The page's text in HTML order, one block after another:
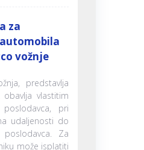
za
vožnje
predstavlja
vlastitim
pri
udaljenosti do
Za
može isplatiti